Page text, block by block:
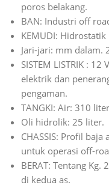
poros belakang.
BAN: Industri off
KEMUDI:
Jari-jari: mm dalam.
SISTEM LISTRIK :
elektrik dan
pengaman.
TANGKI: Air: 310
Oli hidrolik: 25 liter.
CHASSIS: Profil
untuk operasi off-
BERAT: Tentang
di kedua as.